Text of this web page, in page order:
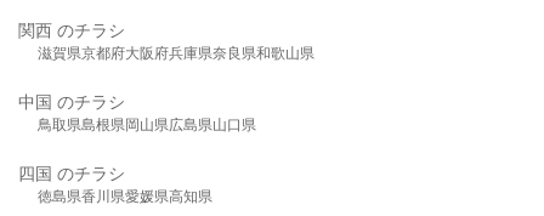
関西 のチラシ
滋賀県京都府大阪府兵庫県奈良県和歌山県
中国 のチラシ
鳥取県島根県岡山県広島県山口県
四国 のチラシ
徳島県香川県愛媛県高知県